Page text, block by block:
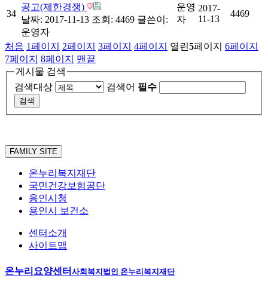
34
공고(제한경쟁)
날짜: 2017-11-13 조회: 4469 글쓴이:
운영자
운영
자
2017-
11-13
4469
처음 1페이지 2페이지 3페이지 4페이지 열린5페이지 6페이지
7페이지 8페이지
맨끝
게시물 검색
검색대상
검색어 필수
FAMILY SITE
온누리복지재단
국민건강보험공단
용인시청
용인시 보건소
센터소개
사이트맵
온누리요양센터 사회복지법인 온누리복지재단